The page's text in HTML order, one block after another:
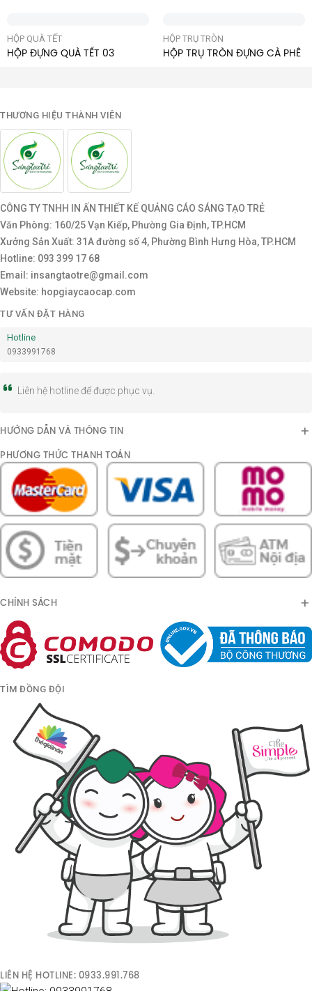
HỘP QUÀ TẾT
HỘP ĐỰNG QUÀ TẾT 03
HỘP TRỤ TRÒN
HỘP TRỤ TRÒN ĐỰNG CÀ PHÊ
THƯƠNG HIỆU THÀNH VIÊN
CÔNG TY TNHH IN ẤN THIẾT KẾ QUẢNG CÁO SÁNG TẠO TRẺ
Văn Phòng: 160/25 Vạn Kiếp, Phường Gia Định, TP.HCM
Xưởng Sản Xuất: 31A đường số 4, Phường Bình Hưng Hòa, TP.HCM
Hotline: 093 399 17 68
Email: insangtaotre@gmail.com
Website: hopgiaycaocap.com
TƯ VẤN ĐẶT HÀNG
0933991768
Hotline
Liên hệ hotline để được phục vụ.
HƯỚNG DẪN VÀ THÔNG TIN
PHƯƠNG THỨC THANH TOÁN
CHÍNH SÁCH
TÌM ĐỒNG ĐỘI
LIÊN HỆ HOTLINE: 0933.991.768